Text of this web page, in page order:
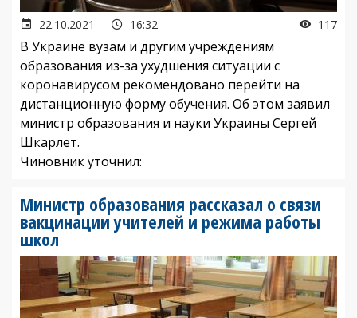
22.10.2021 16:32 117
В Украине вузам и другим учреждениям
образования из-за ухудшения ситуации с
коронавирусом рекомендовано перейти на
дистанционную форму обучения. Об этом заявил
министр образования и науки Украины Сергей
Шкарлет.
Чиновник уточнил:
Министр образования рассказал о связи
вакцинации учителей и режима работы
школ